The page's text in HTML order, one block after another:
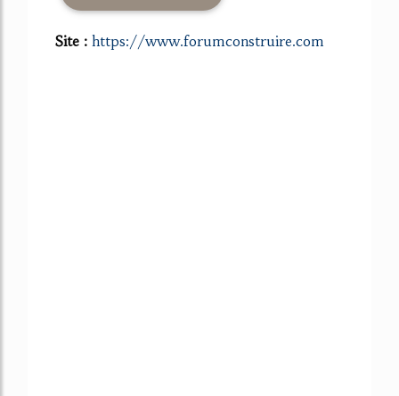
Site : https://www.forumconstruire.com